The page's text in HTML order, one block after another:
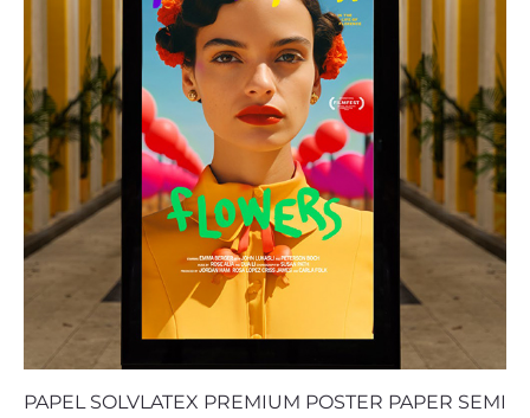
PAPEL SOLVLATEX PREMIUM POSTER PAPER SEMI